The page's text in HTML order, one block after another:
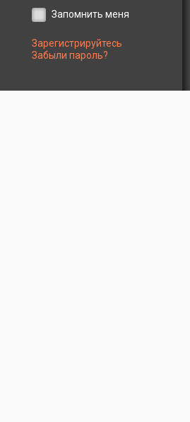
Запомнить меня
Зарегистрируйтесь
Забыли пароль?